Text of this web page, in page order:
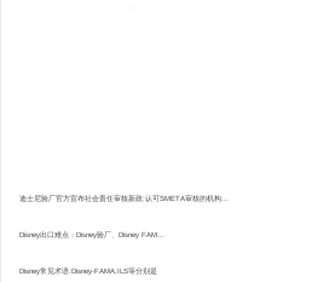
迪士尼验厂官方宣布社会责任审核新政:认可SMETA审核的机构...
Disney出口难点：Disney验厂、Disney FAM...
Disney常见术语.Disney-FAMA,ILS等分别是